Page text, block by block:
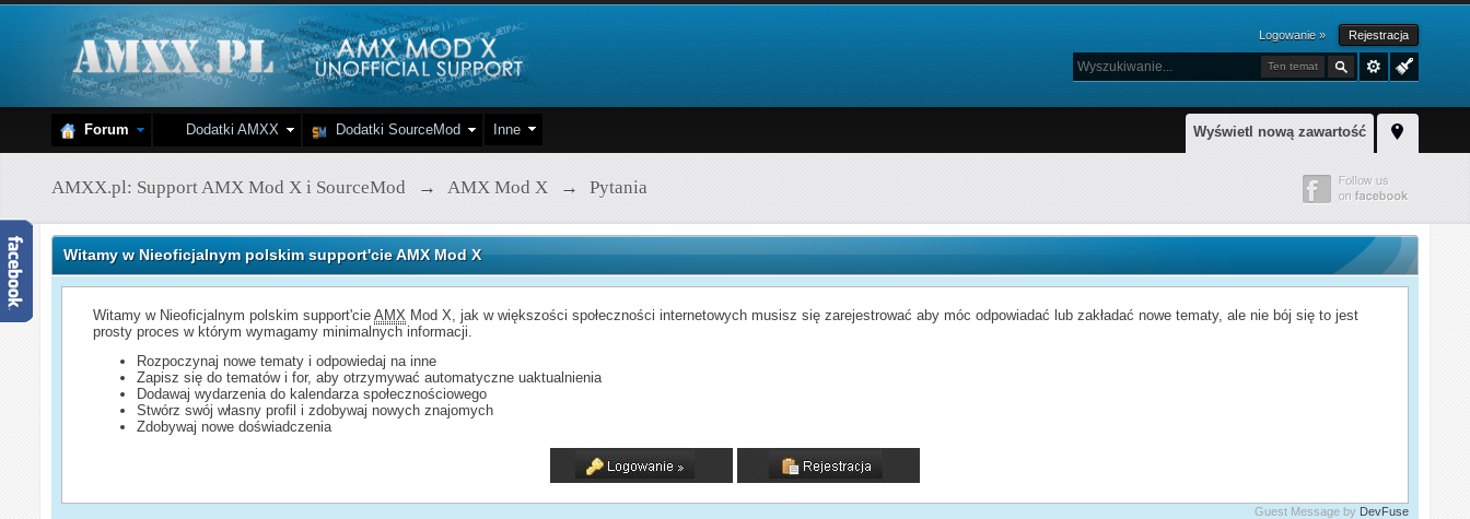
Logowanie » Rejestracja
Ten temat
Wyświetl nową zawartość
Forum Dodatki AMXX Dodatki SourceMod Inne
AMXX.pl: Support AMX Mod X i SourceMod → AMX Mod X → Pytania
Witamy w Nieoficjalnym polskim support'cie AMX Mod X
Witamy w Nieoficjalnym polskim support'cieAMX Mod X, jak w większości społeczności internetowych musisz się zarejestrować aby móc odpowiadać lub zakładać nowe tematy, ale nie bój się to jest
prosty proces w którym wymagamy minimalnych informacji.
Rozpoczynaj nowe tematy i odpowiedaj na inne
Zapisz się do tematów i for, aby otrzymywać automatyczne uaktualnienia
Dodawaj wydarzenia do kalendarza społecznościowego
Stwórz swój własny profil i zdobywaj nowych znajomych
Zdobywaj nowe doświadczenia
Guest Message by DevFuse